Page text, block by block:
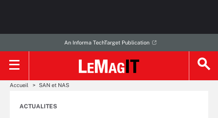
An Informa TechTarget Publication
Accueil SAN et NAS
ACTUALITES